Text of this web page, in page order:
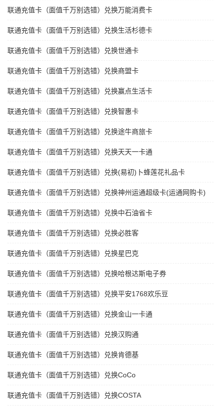
联通充值卡（面值千万别选错）兑换万能消费卡
联通充值卡（面值千万别选错）兑换生活杉德卡
联通充值卡（面值千万别选错）兑换世通卡
联通充值卡（面值千万别选错）兑换商盟卡
联通充值卡（面值千万别选错）兑换赢点生活卡
联通充值卡（面值千万别选错）兑换智惠卡
联通充值卡（面值千万别选错）兑换途牛商旅卡
联通充值卡（面值千万别选错）兑换天天一卡通
联通充值卡（面值千万别选错）兑换(易初)卜蜂莲花礼品卡
联通充值卡（面值千万别选错）兑换神州运通超级卡(运通网购卡)
联通充值卡（面值千万别选错）兑换中石油省卡
联通充值卡（面值千万别选错）兑换必胜客
联通充值卡（面值千万别选错）兑换星巴克
联通充值卡（面值千万别选错）兑换哈根达斯电子券
联通充值卡（面值千万别选错）兑换平安1768欢乐豆
联通充值卡（面值千万别选错）兑换金山一卡通
联通充值卡（面值千万别选错）兑换汉购通
联通充值卡（面值千万别选错）兑换肯德基
联通充值卡（面值千万别选错）兑换CoCo
联通充值卡（面值千万别选错）兑换COSTA